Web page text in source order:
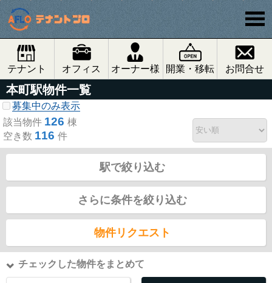
テナント オフィス オーナー様 開業・移転 お問合せ
本町駅物件一覧
募集中のみ表示
該当物件 126 棟
空き数 116 件
駅で絞り込む
さらに条件を絞り込む
物件リクエスト
チェックした物件をまとめて